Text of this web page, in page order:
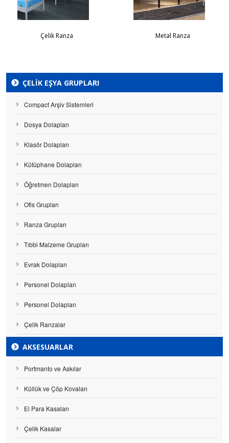
Çelik Ranza Metal Ranza
ÇELIK EŞYA GRUPLARI
Compact Arşiv Sistemleri
Dosya Dolapları
Klasör Dolapları
Kütüphane Dolapları
Öğretmen Dolapları
Ofis Grupları
Ranza Grupları
Tıbbi Malzeme Grupları
Evrak Dolapları
Personel Dolapları
Personel Dolapları
Çelik Ranzalar
AKSESUARLAR
Portmanto ve Askılar
Küllük ve Çöp Kovaları
El Para Kasaları
Çelik Kasalar